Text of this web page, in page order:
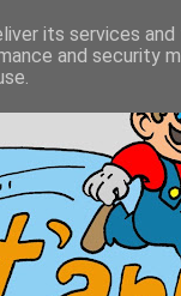
its services
and security